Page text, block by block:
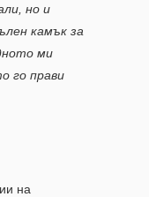
но и
камък за
ми
го прави
на